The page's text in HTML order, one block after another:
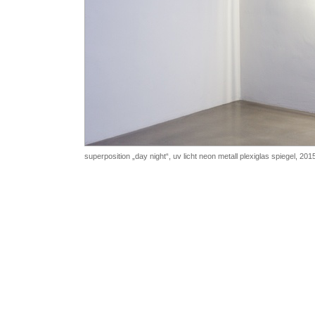
superposition „day night“, uv licht neon metall plexiglas spiegel,